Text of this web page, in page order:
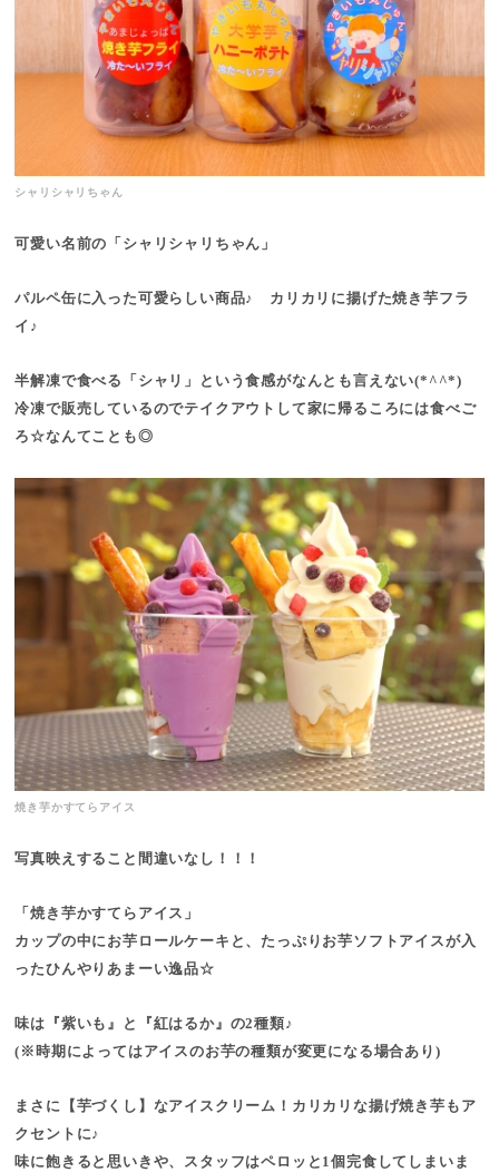
シャリシャリちゃん
可愛い名前の「シャリシャリちゃん」
パルペ缶に入った可愛らしい商品♪ カリカリに揚げた焼き芋フラ
イ♪
半解凍で食べる「シャリ」という食感がなんとも言えない(*^^*)
冷凍で販売しているのでテイクアウトして家に帰るころには食べご
ろ☆なんてことも◎
焼き芋かすてらアイス
写真映えすること間違いなし！！！
「焼き芋かすてらアイス」
カップの中にお芋ロールケーキと、たっぷりお芋ソフトアイスが入
ったひんやりあまーい逸品☆
味は『紫いも』と『紅はるか』の2種類♪
(※時期によってはアイスのお芋の種類が変更になる場合あり)
まさに【芋づくし】なアイスクリーム！カリカリな揚げ焼き芋もア
クセントに♪
味に飽きると思いきや、スタッフはペロッと1個完食してしまいま